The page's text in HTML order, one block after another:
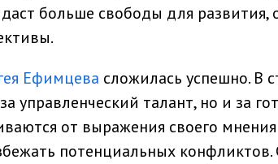
больше свободы для развития,
Ефимцева сложилась успешно. В
управленческий талант, но и за
от выражения своего
потенциальных конфликтов.